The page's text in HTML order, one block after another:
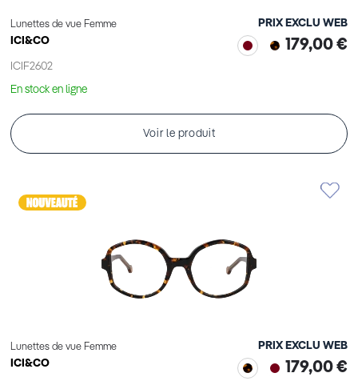
Lunettes de vue Femme
ICI&CO
ICIF2602
PRIX EXCLU WEB
179,00 €
En stock en ligne
Voir le produit
Lunettes de vue Femme
ICI&CO
PRIX EXCLU WEB
179,00 €